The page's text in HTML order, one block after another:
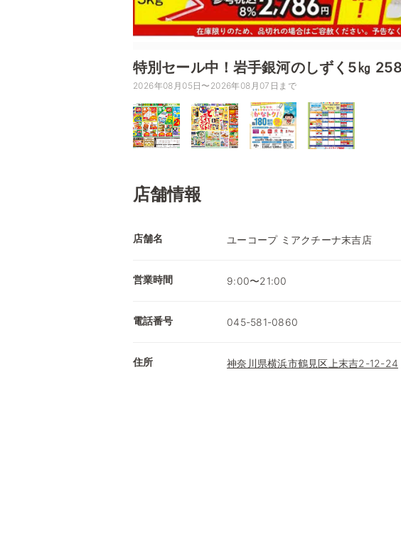
特別セール中！岩手銀河のしずく5㎏
2026年08月05日〜2026年08月07日まで
店舗情報
店舗名 ユーコープ ミアクチーナ末吉店
営業時間 9:00〜21:00
電話番号 045-581-0860
住所 神奈川県横浜市鶴見区上末吉2-12-24